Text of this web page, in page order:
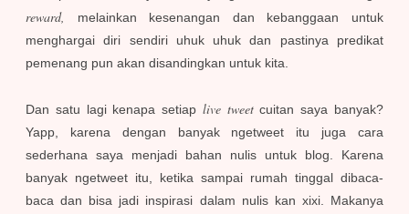
reward,
melainkan kesenangan dan kebanggaan untuk
menghargai diri sendiri uhuk uhuk dan pastinya predikat
pemenang pun akan disandingkan untuk kita.
Dan satu lagi kenapa setiap live tweetcuitan saya banyak?
Yapp, karena dengan banyak ngetweet itu juga cara
sederhana saya menjadi bahan nulis untuk blog. Karena
banyak ngetweet itu, ketika sampai rumah tinggal dibaca-
baca dan bisa jadi inspirasi dalam nulis kan xixi. Makanya